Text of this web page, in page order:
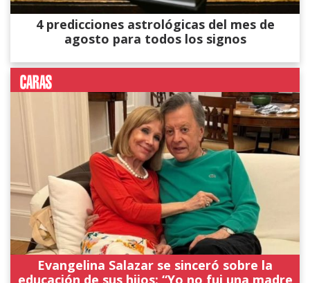
4 predicciones astrológicas del mes de
agosto para todos los signos
Evangelina Salazar se sinceró sobre la
educación de sus hijos: “Yo no fui una madre